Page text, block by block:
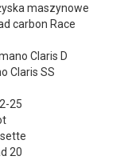
maszynowe
carbon Race
Claris D
Claris SS
25
20